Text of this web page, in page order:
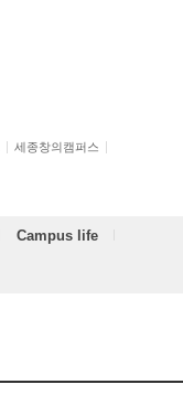
세종창의캠퍼스
Campus life